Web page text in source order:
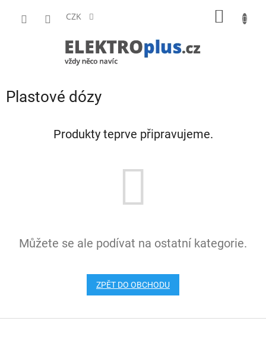
CZK
Plastové dózy
Produkty teprve připravujeme.
Můžete se ale podívat na ostatní kategorie.
ZPĚT DO OBCHODU